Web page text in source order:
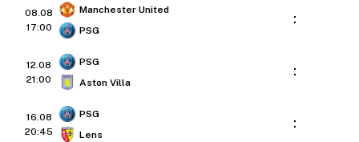
08.08
17:00
Manchester United
PSG
:
12.08
21:00
PSG
Aston Villa
:
16.08
20:45
PSG
Lens
: